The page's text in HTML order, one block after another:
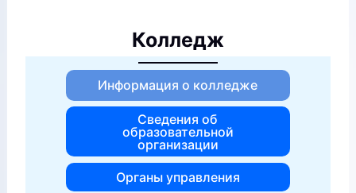
Колледж
Информация о колледже
Сведения об
образовательной
организации
Органы управления